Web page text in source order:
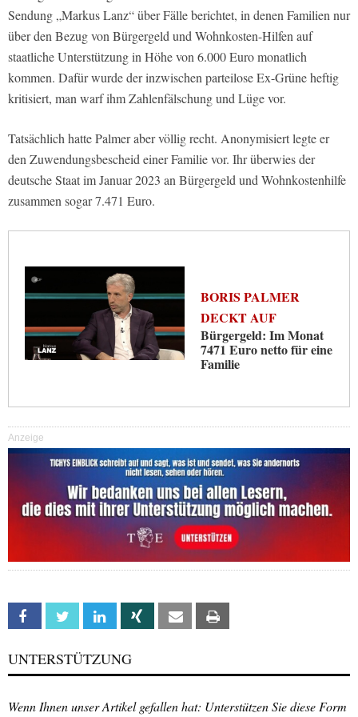
Sendung „Markus Lanz“ über Fälle berichtet, in denen Familien nur
über den Bezug von Bürgergeld und Wohnkosten-Hilfen auf
staatliche Unterstützung in Höhe von 6.000 Euro monatlich
kommen. Dafür wurde der inzwischen parteilose Ex-Grüne heftig
kritisiert, man warf ihm Zahlenfälschung und Lüge vor.
Tatsächlich hatte Palmer aber völlig recht. Anonymisiert legte er
den Zuwendungsbescheid einer Familie vor. Ihr überwies der
deutsche Staat im Januar 2023 an Bürgergeld und Wohnkostenhilfe
zusammen sogar 7.471 Euro.
BORIS PALMER
DECKT AUF
Bürgergeld: Im Monat
7471 Euro netto für eine
Familie
Anzeige
Facebook Twitter Linkedin Xing Email
UNTERSTÜTZUNG
Wenn Ihnen unser Artikel gefallen hat: Unterstützen Sie diese Form